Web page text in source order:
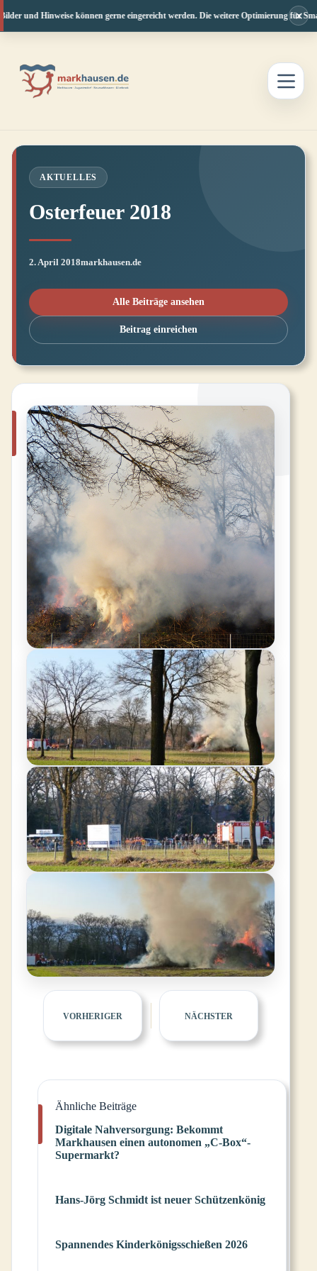
und Hinweise können gerne eingereicht werden. Die weitere Optimierung für ×
springen
AKTUELLES
Osterfeuer 2018
2. April 2018markhausen.de
Alle Beiträge ansehen
Beitrag einreichen
VORHERIGER NÄCHSTER
Ähnliche Beiträge
Digitale Nahversorgung: Bekommt
Markhausen einen autonomen „C-Box“-
Supermarkt?
Hans-Jörg Schmidt ist neuer Schützenkönig
Spannendes Kinderkönigsschießen 2026